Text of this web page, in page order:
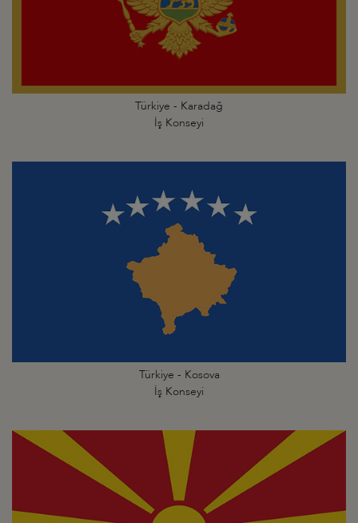
Türkiye - Karadağ
İş Konseyi
Türkiye - Kosova
İş Konseyi